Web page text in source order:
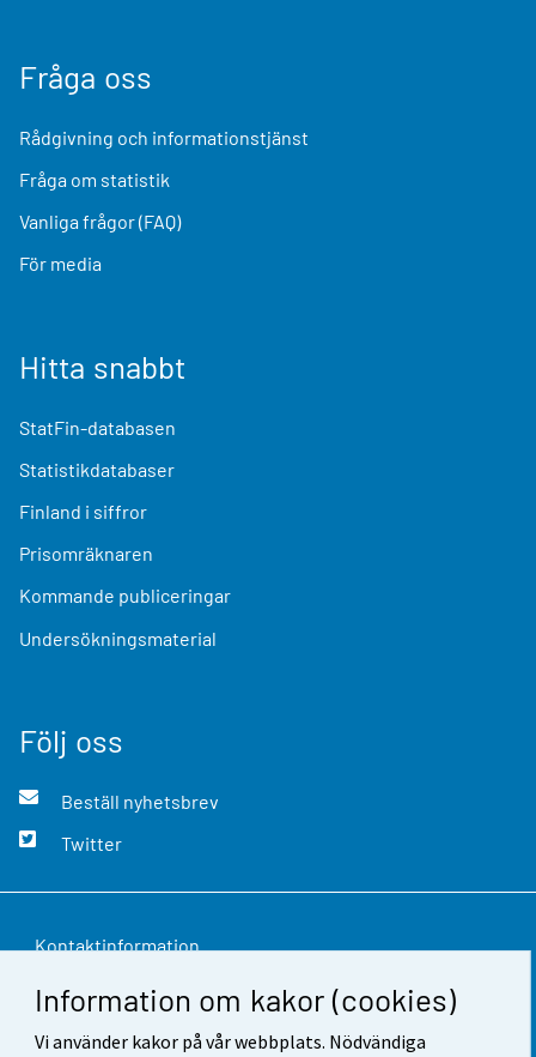
Information om kakor (cookies)
Vi använder kakor på vår webbplats. Nödvändiga
Fråga oss
Rådgivning och informationstjänst
Fråga om statistik
Vanliga frågor (FAQ)
För media
Hitta snabbt
StatFin-databasen
Statistikdatabaser
Finland i siffror
Prisomräknaren
Kommande publiceringar
Undersökningsmaterial
Följ oss
Beställ nyhetsbrev
Twitter
Kontaktinformation
Respons
Användarvillkor